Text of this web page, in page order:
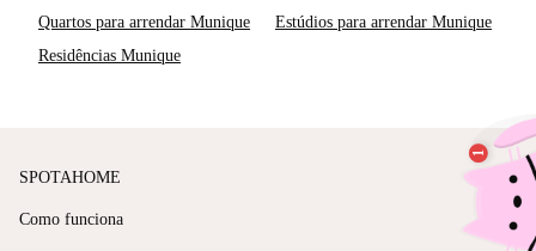
Quartos para arrendar Munique
Estúdios para arrendar Munique
Residências Munique
SPOTAHOME
Como funciona